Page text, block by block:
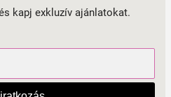
kapj exkluzív ajánlatokat.